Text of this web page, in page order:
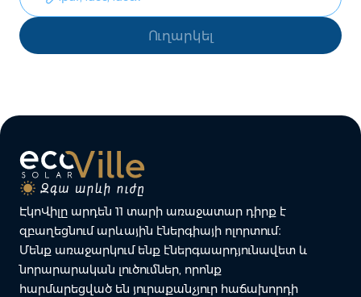
ԷկոՎիլը արդեն 11 տարի առաջատար դիրք է
զբաղեցնում արևային էներգիայի ոլորտում։
Մենք առաջարկում ենք էներգաարդյունավետ և
նորարարական լուծումներ, որոնք
հարմարեցված են յուրաքանչյուր հաճախորդի